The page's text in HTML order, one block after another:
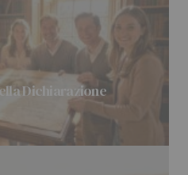
Dichiarazione